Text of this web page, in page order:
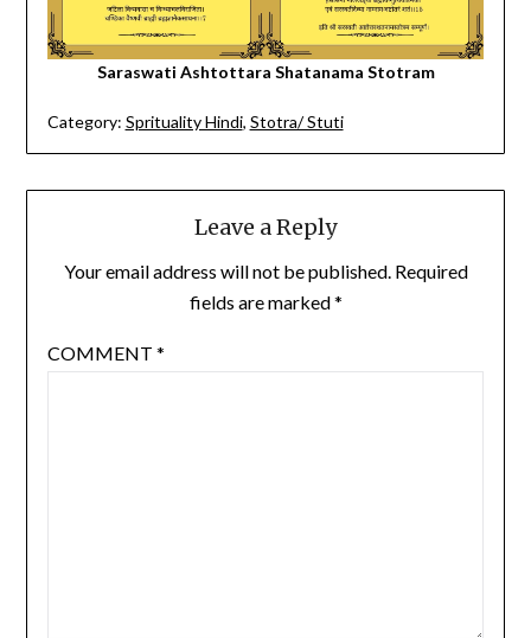
Saraswati Ashtottara Shatanama Stotram
Category: Sprituality Hindi, Stotra/ Stuti
Leave a Reply
Your email address will not be published. Required
fields are marked*
COMMENT *